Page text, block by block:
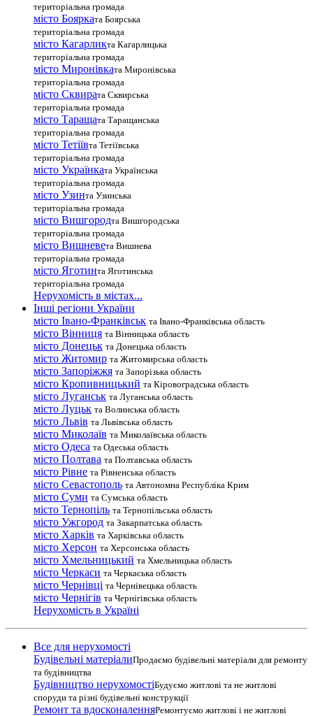
територіальна громада
місто Боярката Боярська
територіальна громада
місто Кагарликта Кагарлицька
територіальна громада
місто Миронівката Миронівська
територіальна громада
місто Сквирата Сквирська
територіальна громада
місто Таращата Таращанська
територіальна громада
місто Тетіївта Тетіївська
територіальна громада
місто Українката Українська
територіальна громада
місто Узинта Узинська
територіальна громада
місто Вишгородта Вишгородська
територіальна громада
місто Вишневета Вишнева
територіальна громада
місто Яготинта Яготинська
територіальна громада
Нерухомість в містах...
Інші регіони України
місто Івано-Франківськ та Івано-Франківська область
місто Вінниця та Вінницька область
місто Донецьк та Донецька область
місто Житомир та Житомирська область
місто Запоріжжя та Запорізька область
місто Кропивницький та Кіровоградська область
місто Луганськ та Луганська область
місто Луцьк та Волинська область
місто Львів та Львівська область
місто Миколаїв та Миколаївська область
місто Одеса та Одеська область
місто Полтава та Полтавська область
місто Рівне та Рівненська область
місто Севастополь та Автономна Республіка Крим
місто Суми та Сумська область
місто Тернопіль та Тернопільська область
місто Ужгород та Закарпатська область
місто Харків та Харківська область
місто Херсон та Херсонська область
місто Хмельницький та Хмельницька область
місто Черкаси та Черкаська область
місто Чернівці та Чернівецька область
місто Чернігів та Чернігівська область
Нерухомість в Україні
Все для нерухомості
Будівельні матеріалиПродаємо будівельні матеріали для ремонту
та будівництва
Будівництво нерухомостіБудуємо житлові та не житлові
споруди та різні будівельні конструкції
Ремонт та вдосконаленняРемонтуємо житлові і не житлові